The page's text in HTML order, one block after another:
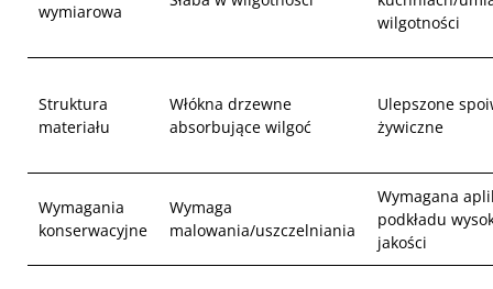
wymiarowa
wilgotności
Struktura
materiału
Włókna drzewne
absorbujące wilgoć
Ulepszone
żywiczne
Wymagania
konserwacyjne
Wymaga
malowania/uszczelniania
Wymagana
podkładu
jakości